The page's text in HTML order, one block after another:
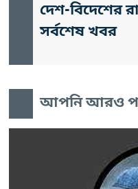
দেশ-বিদেশের
সর্বশেষ খবর
আপনি আরও